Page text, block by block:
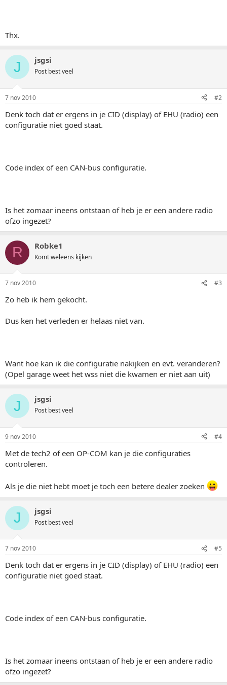
Thx.
J jsgsi
Post best veel
7 nov 2010 #2
Denk toch dat er ergens in je CID (display) of EHU (radio) een
configuratie niet goed staat.
Code index of een CAN-bus configuratie.
Is het zomaar ineens ontstaan of heb je er een andere radio
ofzo ingezet?
R Robke1
Komt weleens kijken
7 nov 2010 #3
Zo heb ik hem gekocht.
Dus ken het verleden er helaas niet van.
Want hoe kan ik die configuratie nakijken en evt. veranderen?
(Opel garage weet het wss niet die kwamen er niet aan uit)
J jsgsi
Post best veel
9 nov 2010 #4
Met de tech2 of een OP-COM kan je die configuraties
controleren.
Als je die niet hebt moet je toch een betere dealer zoeken
J jsgsi
Post best veel
7 nov 2010 #5
Denk toch dat er ergens in je CID (display) of EHU (radio) een
configuratie niet goed staat.
Code index of een CAN-bus configuratie.
Is het zomaar ineens ontstaan of heb je er een andere radio
ofzo ingezet?